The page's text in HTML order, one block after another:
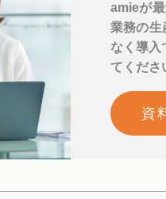
amieが
業務の生
なく導入
てくださ
資